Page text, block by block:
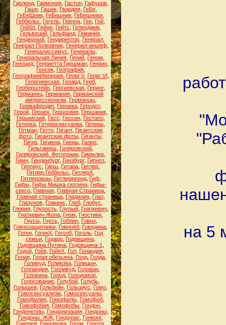
Гарленд, Гармония, Гастон, Гафуров,
Гаше, Гашек, Гвардия, ГеБе,
ГеБеШник ГеБешник ГеБешники
Геббельс
Гегель Геенна Геи Гей
Гейбл Гейне Гейтс Геленджик
Гельвеций, Гельфанд, Гемания,
Гендерный Гендиректор Генерал
Генерал-Полковник, Генерал-аншеф,
Генералиссимус
Генералы,
Генеральная Линия Гений Геном
Геноцид, Генриетта Гиршман, Генрих
Генсек, География,
ГеографияИмперия, Георг V, Георг VI
Георгиевская, Гепард, Герб,
Герберштейн Гергиевская Геринг,
Германец Германия Германский
импрессионизм
Германцы,
Гермафродит, Герника Геродот,
Герой, Герцен, Герцогиня, Гершаник,
Герымский, Гесс Гессен, Гестапо,
Гетерка Гетеросексуалки Гетеры
Гетман, Гетто, Гигант, Гигантские
фото, Гигантские фоты, Гиганты,
Гигер, Гигиена, Гиены, Гилер,
Гильгамеш
Гиляровский,
Гиляровский. Фотограии, Гиммлер,
Гимн, Гинденбург, Гинзбург, Гипноз,
Гиппиус
Гирш Гитара Гитлер
Гитлер Геббельс
ГитлерХ
Гитлеровцы, Гитлерюгенд, Гиф,
Гифы, Гифы Мишка скотина, Гифы-
сексо Главная Главная Страница
Главная страница, Гладилин, Глаз,
Глазунов, Глакенс Глеб, Глобус
Глория Глупость Глупый Гнаткевич
Гнаткевич-Жопа Гном Гностики
Гнусы, Гнусь, Гоблин, Говно,
Говнозащитники Говноёб Говядина
Гоген ГогенХ Гоголб Гоголь Год
семьи Годарр Годовщина
Годовщина Путина, Годовщина-1
Годой, Гойя, ГойяХ, Гол, Голандия,
Голая, Голая обезьяна, Голд, Голда,
Голивуд, Голикова, Голицын,
Голландия Голливуд Головин
Головина Голод Голодомор
Голосование Голубой Голубь
Голышев Гольбейн Гольциус Гомо
Гомосексуализм
Гомосексуалы
Гомофилия, Гомофилы, Гомофоб,
Гомофобия Гомофобы Гондон
Гондонеллы, Гондонизация, Гондоны,
Гондоны. ЖЖ Гондурас Гонконг,
Гонорея, Гончарова, Гопак, Гопота,
на 5